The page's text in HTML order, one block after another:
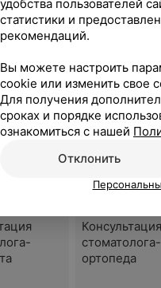
персонал
которые
образования.
мастер-классах, в том
перечнем.
формы и функции
скейлеров
Консультация
стоматолога-
ортопеда
удобства пользователей
статистики и
рекомендаций.
Вы можете настроить
cookie или изменить свое
Для получения
сроках и порядке
ознакомиться с нашей
Отклонить